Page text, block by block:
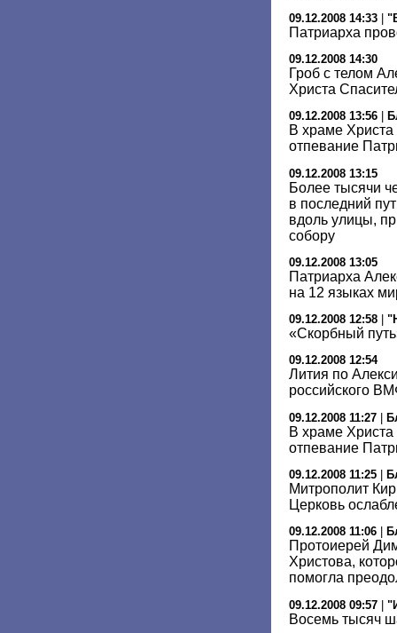
09.12.2008 14:33 |
Патриарха
09.12.2008 14:30
Гроб с телом
Христа
09.12.2008 13:56
В храме
отпевание
09.12.2008 13:15
Более тысячи
в последний
вдоль улицы,
собору
09.12.2008 13:05
Патриарха
на 12 языках
09.12.2008 12:58
«Скорбный
09.12.2008 12:54
Лития по
российского
09.12.2008 11:27
В храме Христа
отпевание
09.12.2008 11:25
Митрополит
Церковь
09.12.2008 11:06
Протоиерей
Христова,
помогла
09.12.2008 09:57
Восемь тысяч